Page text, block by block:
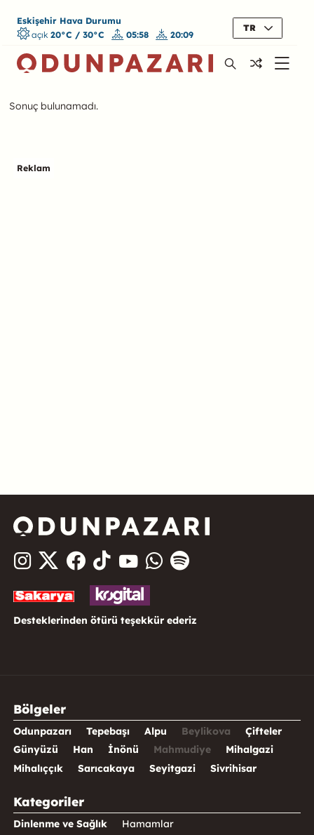
Eskişehir Hava Durumu
açık 20°C / 30°C 05:58 20:09
TR
Sonuç bulunamadı.
Reklam
Desteklerinden ötürü teşekkür ederiz
Bölgeler
Odunpazarı Tepebaşı Alpu Beylikova
Çifteler
Günyüzü
Han İnönü Mahmudiye
Mihalgazi
Mihalıççık
Sarıcakaya Seyitgazi Sivrihisar
Kategoriler
Dinlenme ve Sağlık
Hamamlar